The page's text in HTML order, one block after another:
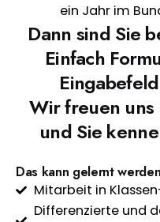
ein Jahr im
Dann sind Sie
Einfach
Wir freuen
und Sie
Das kann gelernt
Mitarbeit in
Differenzierte und